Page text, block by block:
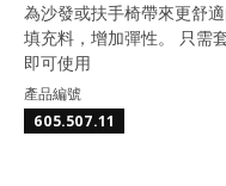
為沙發或扶手椅帶來更舒
填充料，增加彈性。 只需
即可使用
產品編號
605.507.11